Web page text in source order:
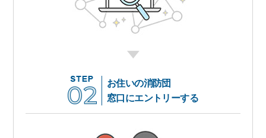
お住いの消防団
窓口にエントリーする